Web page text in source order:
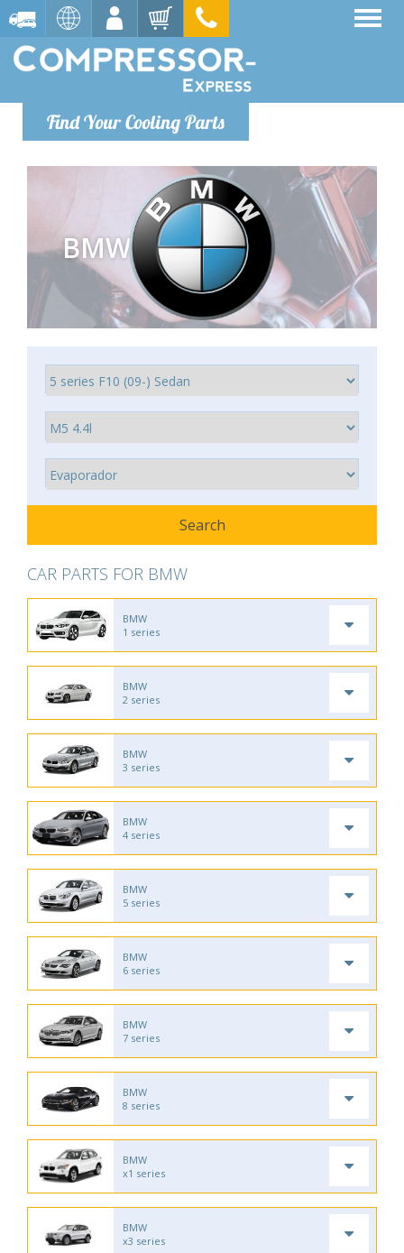
Find Your Cooling Parts
BMW
CAR PARTS FOR BMW
BMW
1 series
BMW
2 series
BMW
3 series
BMW
4 series
BMW
5 series
BMW
6 series
BMW
7 series
BMW
8 series
BMW
x1 series
BMW
x3 series